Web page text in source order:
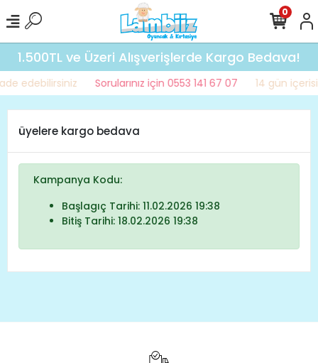
1.500TL ve Üzeri Alışverişlerde Kargo Bedava!
edebilirsiniz Sorularınız için 0553 141 67 07 14 gün
0
üyelere kargo bedava
Kampanya Kodu:
Başlagıç Tarihi: 11.02.2026 19:38
Bitiş Tarihi: 18.02.2026 19:38